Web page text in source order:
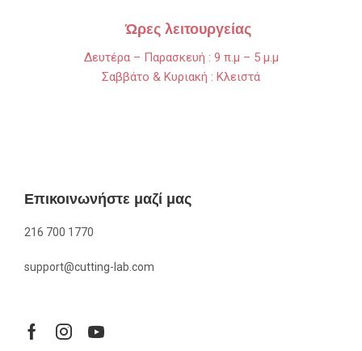
Ώρες λειτουργείας
Δευτέρα – Παρασκευή : 9 π.μ – 5 μ.μ
Σαββάτο & Κυριακή : Κλειστά
Επικοινωνήστε μαζί μας
216 700 1770
support@cutting-lab.com